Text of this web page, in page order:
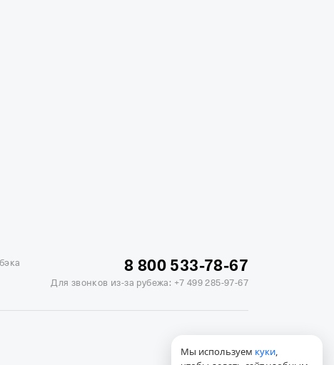
Soluxe в Москве
Отель Измайлово Альфа
8 800 533-78-67
Для звонков из-за рубежа: +7 499 285-97-67
Мы используем куки,